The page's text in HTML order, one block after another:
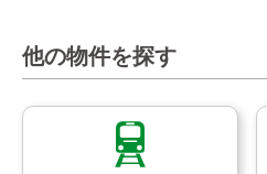
他の物件を探す